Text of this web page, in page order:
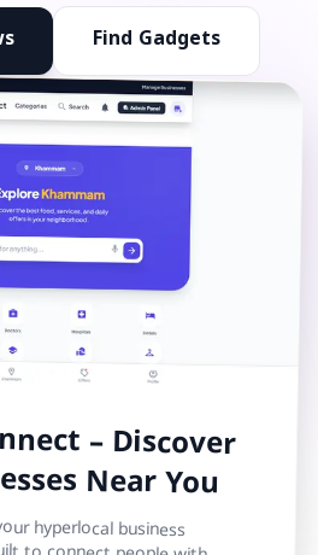
Find Gadgets
– Discover
Near You
hyperlocal business
to connect people with